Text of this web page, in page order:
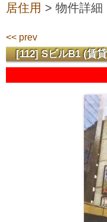
居住用 > 物件詳細
<< prev
[112] SビルB1 (賃